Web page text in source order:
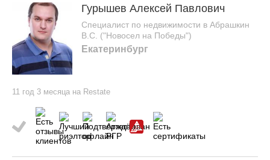
Гурышев Алексей Павлович
Специалист по недвижимости в Абрашкин
В.С. ("Новосел на Победы")
Екатеринбург
11 год 3 месяца на Restate